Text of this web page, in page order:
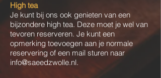
High tea
Je kunt bij ons ook genieten van een
bijzondere high tea. Deze moet je wel van
tevoren reserveren. Je kunt een
opmerking toevoegen aan je normale
reservering of een mail sturen naar
info@saeedzwolle.nl.